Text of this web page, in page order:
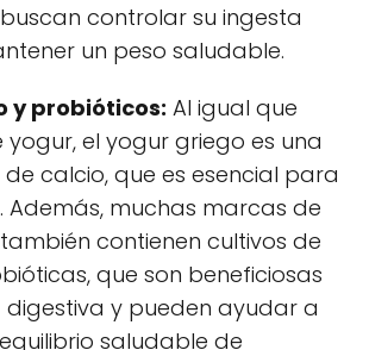
controlar su ingesta
un peso saludable.
y probióticos: Al igual que
el yogur griego es una
calcio, que es esencial para
Además, muchas marcas de
contienen cultivos de
que son beneficiosas
y pueden ayudar a
saludable de